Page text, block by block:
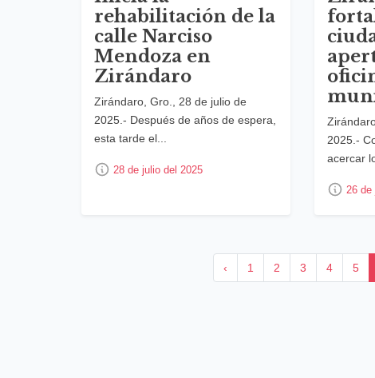
rehabilitación de la
calle Narciso
Mendoza en
Zirándaro
Zirándaro, Gro., 28 de julio de
2025.- Después de años de espera,
esta tarde el...
28 de julio del 2025
2025.-
acercar
26 de
‹ 1 2 3 4 5